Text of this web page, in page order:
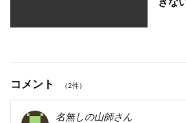
きな
コメント （2件）
名無しの山師さん